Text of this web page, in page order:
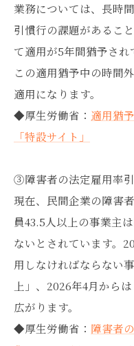
業務については、長時
引慣行の課題があるこ
て適用が5年間猶予され
この適用猶予中の時間
適用になります。
◆厚生労働省： 適用猶
「特設サイト」
③障害者の法定雇用率
現在、民間企業の障害
員43.5人以上の事業主
ないとされています。
用しなければならない
上」、2026年4月から
広がります。
◆厚生労働省： 障害者